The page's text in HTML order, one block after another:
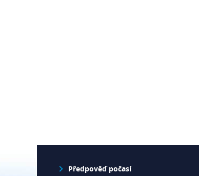
Předpověď počasí